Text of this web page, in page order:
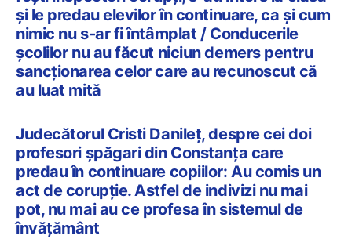
și le predau elevilor în continuare, ca și cum
nimic nu s-ar fi întâmplat / Conducerile
școlilor nu au făcut niciun demers pentru
sancționarea celor care au recunoscut că
au luat mită
Judecătorul Cristi Danileț, despre cei doi
profesori șpăgari din Constanța care
predau în continuare copiilor: Au comis un
act de corupție. Astfel de indivizi nu mai
pot, nu mai au ce profesa în sistemul de
învățământ